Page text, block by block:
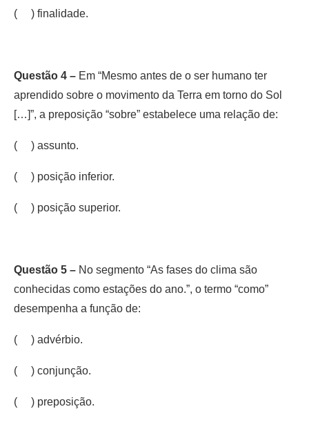
( ) finalidade.
Questão 4 – Em “Mesmo antes de o ser humano ter
aprendido sobre o movimento da Terra em torno do Sol
[…]”, a preposição “sobre” estabelece uma relação de:
( ) assunto.
( ) posição inferior.
( ) posição superior.
Questão 5 – No segmento “As fases do clima são
conhecidas como estações do ano.”, o termo “como”
desempenha a função de:
( ) advérbio.
( ) conjunção.
( ) preposição.